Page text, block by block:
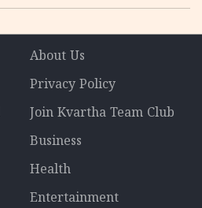
About Us
Privacy Policy
Join Kvartha Team Club
Business
Health
Entertainment